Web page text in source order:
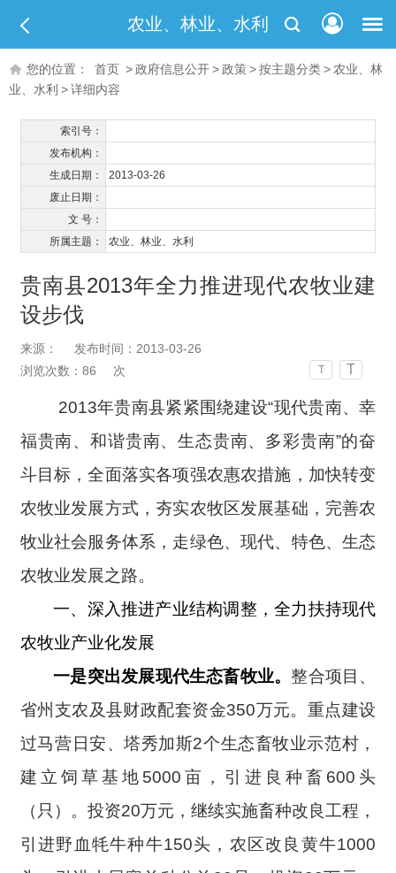
农业、林业、水利
您的位置： 首页 >政府信息公开>政策>按主题分类> 农业、林
业、水利 >详细内容
索引号：
发布机构：
生成日期：
2013-03-26
废止日期：
文 号：
所属主题：
农业、林业、水利
贵南县2013年全力推进现代农牧业建
设步伐
来源：
发布时间：2013-03-26
浏览次数： 86 次 T T
2013年贵南县紧紧围绕建设“现代贵南、幸
福贵南、和谐贵南、生态贵南、多彩贵南”的奋
斗目标，全面落实各项强农惠农措施，加快转变
农牧业发展方式，夯实农牧区发展基础，完善农
牧业社会服务体系，走绿色、现代、特色、生态
农牧业发展之路。
一、深入推进产业结构调整，全力扶持现代
农牧业产业化发展
一是突出发展现代生态畜牧业。整合项目、
省州支农及县财政配套资金350万元。重点建设
过马营日安、塔秀加斯2个生态畜牧业示范村，
建立饲草基地5000亩，引进良种畜600头
（只）。投资20万元，继续实施畜种改良工程，
引进野血牦牛种牛150头，农区改良黄牛1000